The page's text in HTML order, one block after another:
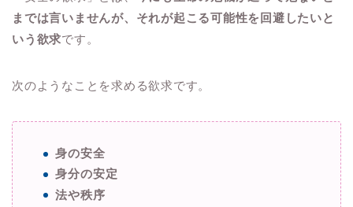
までは言いませんが、それが起こる可能性を回避したいと
いう欲求です。
次のようなことを求める欲求です。
身の安全
身分の安定
法や秩序